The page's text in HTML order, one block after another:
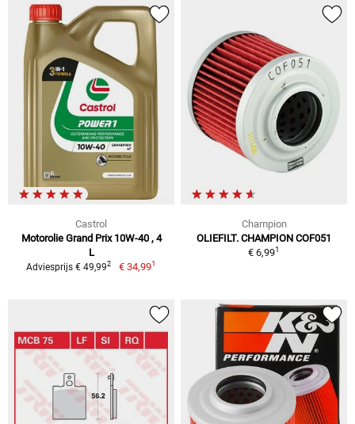
Castrol
Motorolie Grand Prix 10W-40 , 4
L
Adviesprijs € 49,992 € 34,991
Champion
OLIEFILT. CHAMPION COF051
€ 6,991